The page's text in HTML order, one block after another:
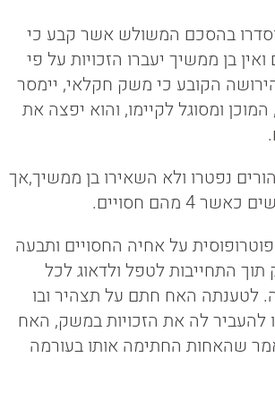
בהסכם המשולש אשר קבע כי
בן ממשיך יעברו הזכויות על פי
לחוק הירושה הקובע כי משק חקלאי, יימסר
ומסוגל לקיימו, והוא יפצה את
נפטרו ולא השאירו בן ממשיך,אך
על אחיה החסויים ותבעה
התחייבות לטפל ולדאוג לכל
לטענתה האח חתם על תצהיר ובו
להעביר לה את הזכויות במשק, האח
שהאחות החתימה אותו בעורמה